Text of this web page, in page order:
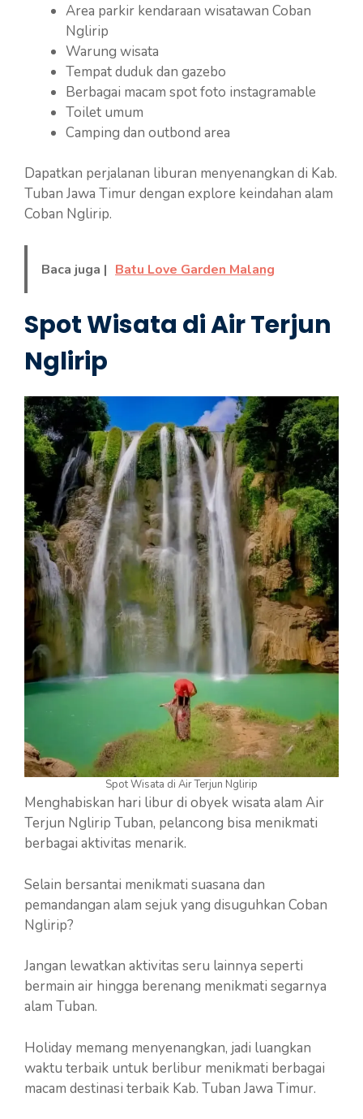
Area parkir kendaraan wisatawan Coban
Nglirip
Warung wisata
Tempat duduk dan gazebo
Berbagai macam spot foto instagramable
Toilet umum
Camping dan outbond area
Dapatkan perjalanan liburan menyenangkan di Kab.
Tuban Jawa Timur dengan explore keindahan alam
Coban Nglirip.
Baca juga | Batu Love Garden Malang
Spot Wisata di Air Terjun
Nglirip
Spot Wisata di Air Terjun Nglirip
Menghabiskan hari libur di obyek wisata alam Air
Terjun Nglirip Tuban, pelancong bisa menikmati
berbagai aktivitas menarik.
Selain bersantai menikmati suasana dan
pemandangan alam sejuk yang disuguhkan Coban
Nglirip?
Jangan lewatkan aktivitas seru lainnya seperti
bermain air hingga berenang menikmati segarnya
alam Tuban.
Holiday memang menyenangkan, jadi luangkan
waktu terbaik untuk berlibur menikmati berbagai
macam destinasi terbaik Kab. Tuban Jawa Timur.